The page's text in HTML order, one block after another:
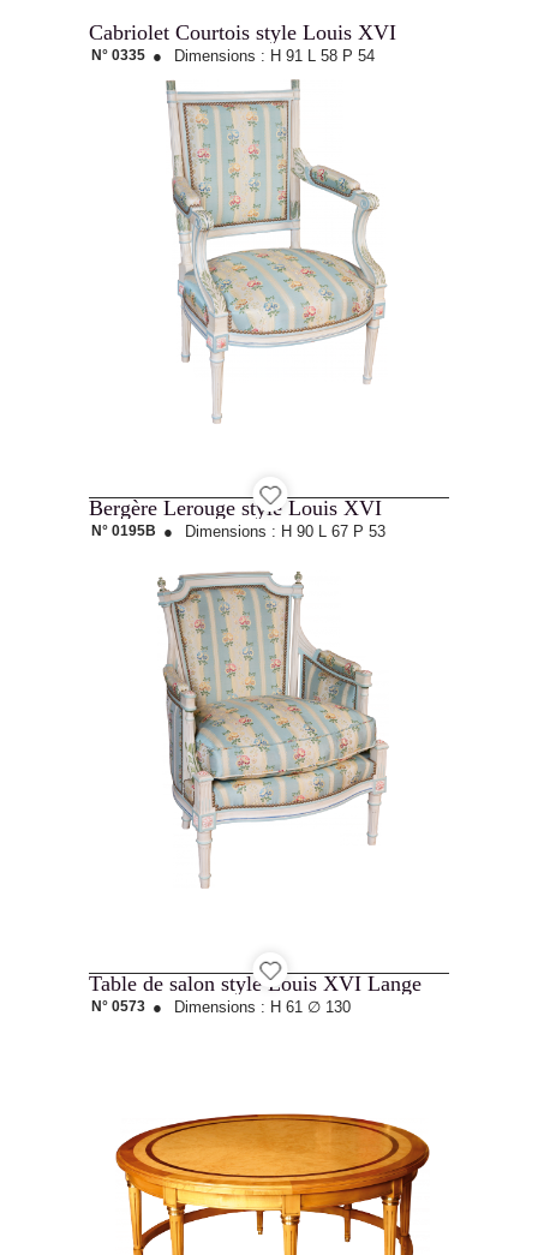
Cabriolet Courtois style Louis XVI
N° 0335 ● Dimensions : H 91 L 58 P 54
Bergère Lerouge style Louis XVI
N° 0195B ● Dimensions : H 90 L 67 P 53
Table de salon style Louis XVI Lange
N° 0573 ● Dimensions : H 61 ∅ 130